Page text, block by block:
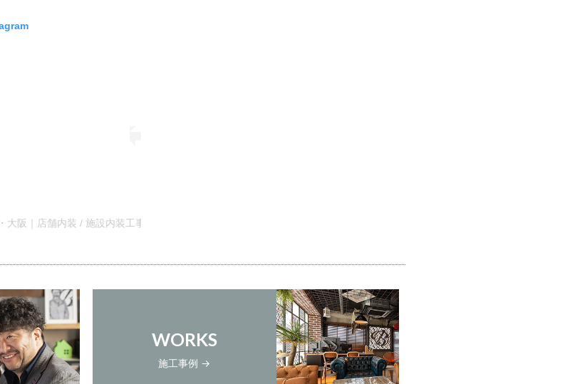
阪｜店舗内装 / 施設内装工事・リノベーション (@balboa_7581)
WORKS
施工事例 →